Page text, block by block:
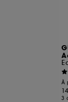
À
3